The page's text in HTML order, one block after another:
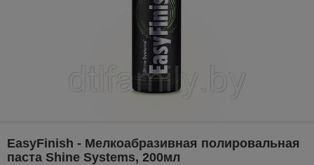
EasyFinish - Мелкоабразивная полировальная
паста Shine Systems, 200мл